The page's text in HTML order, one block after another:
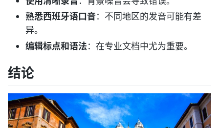
熟悉西班牙语口音：不同地区的发音可能有差
异。
编辑标点和语法：在专业文档中尤为重要。
结论